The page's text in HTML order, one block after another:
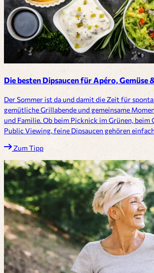
Die besten Dipsaucen für Apéro, Gemüse
Der Sommer ist da und damit die Zeit für
gemütliche Grillabende und gemeinsame
und Familie. Ob beim Picknick im Grünen, beim
Public Viewing, feine Dipsaucen gehören
Zum Tipp